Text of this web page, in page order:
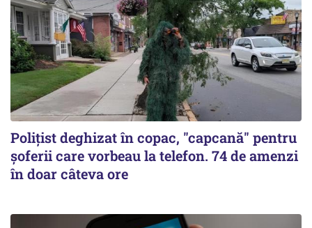
Polițist deghizat în copac, "capcană" pentru
șoferii care vorbeau la telefon. 74 de amenzi
în doar câteva ore